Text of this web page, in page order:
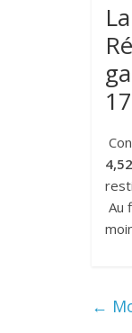
Au
←